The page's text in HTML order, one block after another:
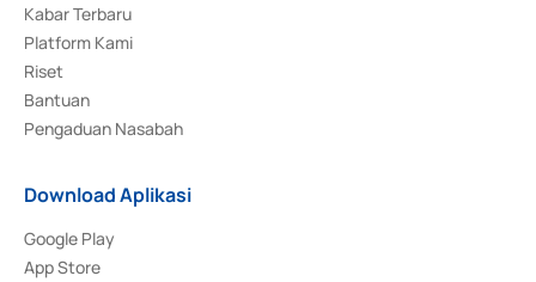
Kabar Terbaru
Platform Kami
Riset
Bantuan
Pengaduan Nasabah
Download Aplikasi
Google Play
App Store